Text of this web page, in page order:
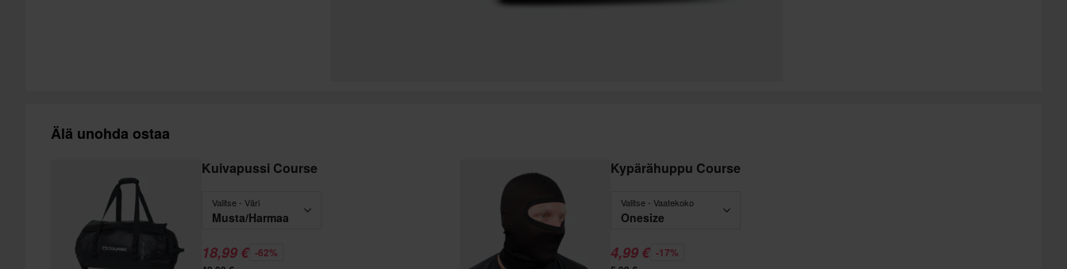
Älä unohda ostaa
Kuivapussi Course
Valitse - Väri
Musta/Harmaa
18,99 € -62%
Kypärähuppu Course
Valitse - Vaatekoko
Onesize
4,99 € -17%